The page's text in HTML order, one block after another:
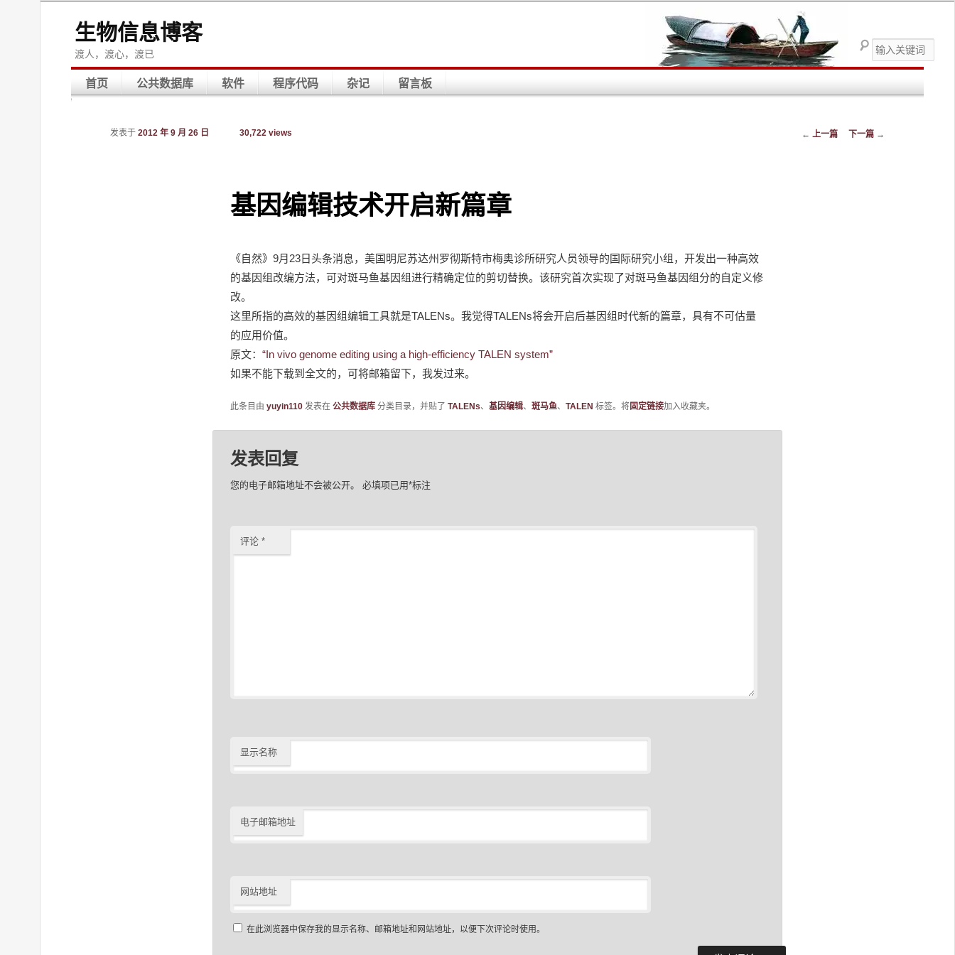
生物信息博客
渡人，渡心，渡已
首页
公共数据库 软件 程序代码 杂记 留言板
文章导航
← 上一篇 下一篇 →
基因编辑技术开启新篇章
发表于 2012 年 9 月 26 日 30,722 views
《自然》9月23日头条消息，美国明尼苏达州罗彻斯特市梅奥诊所研究人员领导的国际研究小组，开发出一种高效
的基因组改编方法，可对斑马鱼基因组进行精确定位的剪切替换。该研究首次实现了对斑马鱼基因组分的自定义修
改。
这里所指的高效的基因组编辑工具就是TALENs。我觉得TALENs将会开启后基因组时代新的篇章，具有不可估量
的应用价值。
原文：“In vivo genome editing using a high-efficiency TALEN system”
如果不能下载到全文的，可将邮箱留下，我发过来。
此条目由yuyin110 发表在公共数据库 分类目录，并贴了TALENs、基因编辑、斑马鱼、TALEN 标签。将固定链接加入收藏夹。
发表回复
您的电子邮箱地址不会被公开。 必填项已用*标注
评论*
显示名称
电子邮箱地址
网站地址
在此浏览器中保存我的显示名称、邮箱地址和网站地址，以便下次评论时使用。